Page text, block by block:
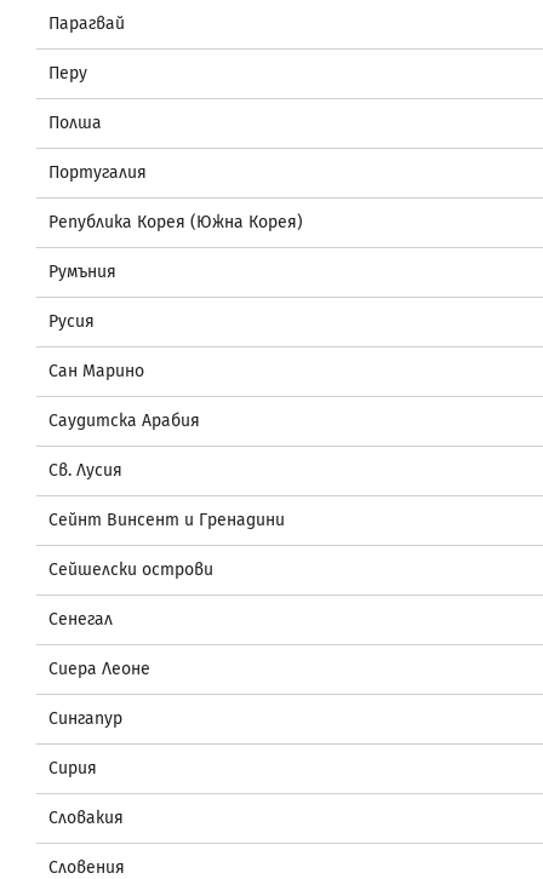
Парагвай
Перу
Полша
Португалия
Република Корея (Южна Корея)
Румъния
Русия
Сан Марино
Саудитска Арабия
Св. Лусия
Сейнт Винсент и Гренадини
Сейшелски острови
Сенегал
Сиера Леоне
Сингапур
Сирия
Словакия
Словения